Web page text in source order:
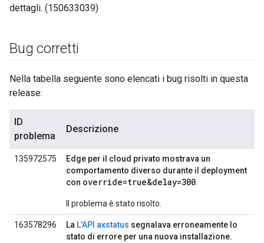
dettagli. (150633039)
Bug corretti
Nella tabella seguente sono elencati i bug risolti in questa
release:
ID
problema
Descrizione
135972575
Edge per il cloud privato mostrava un
comportamento diverso durante il deployment
con override=true&delay=300
Il problema è stato risolto.
163578296 La L'API axstatus segnalava erroneamente lo
stato di errore per una nuova installazione.